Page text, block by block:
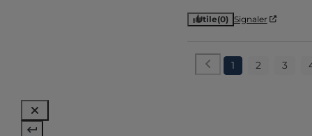
Utile(0) Signaler
1 2 3